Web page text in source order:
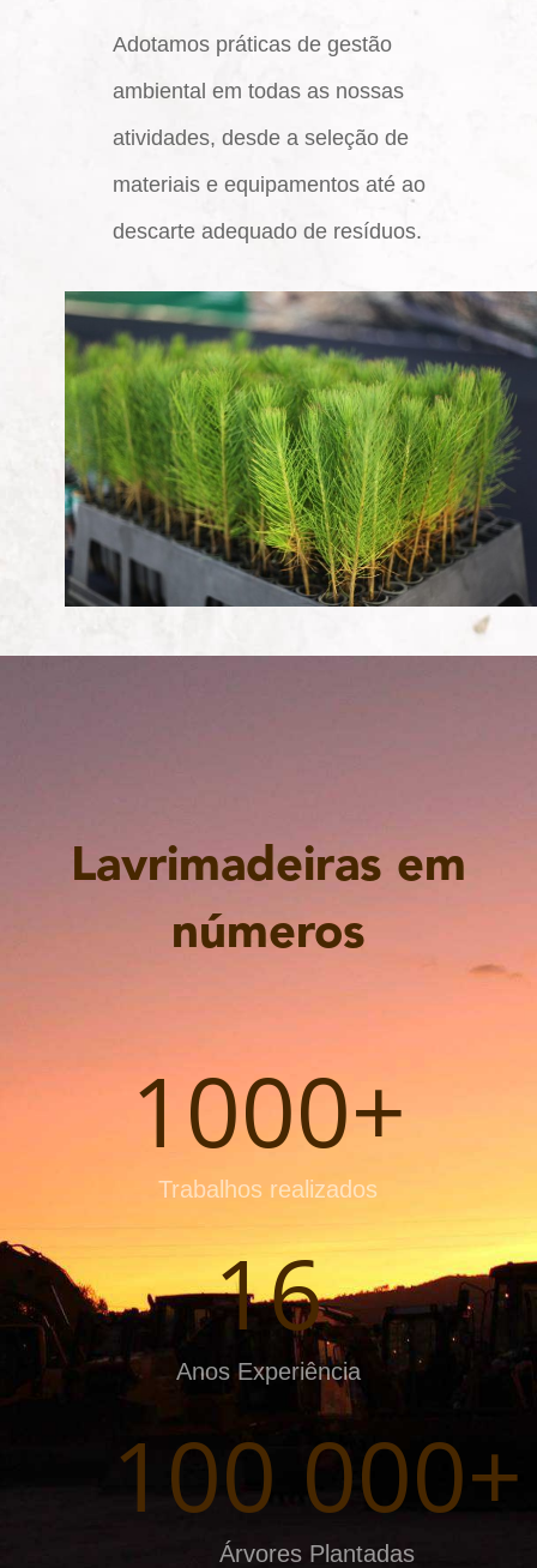
Adotamos práticas de gestão
ambiental em todas as nossas
atividades, desde a seleção de
materiais e equipamentos até ao
descarte adequado de resíduos.
Lavrimadeiras em
números
1000+
Trabalhos realizados
16
Anos Experiência
100 000+
Árvores Plantadas